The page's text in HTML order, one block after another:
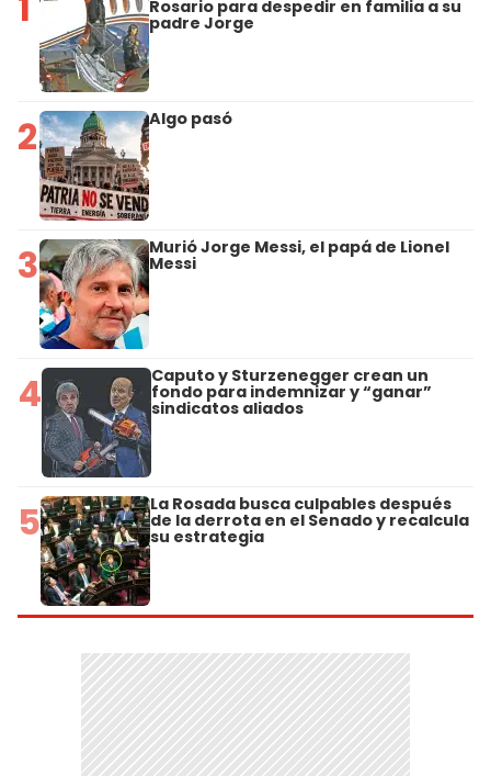
Rosario para despedir en familia a su
padre Jorge
2 Algo pasó
3 Murió Jorge Messi, el papá de Lionel
Messi
4 Caputo y Sturzenegger crean un
fondo para indemnizar y “ganar”
sindicatos aliados
5 La Rosada busca culpables después
de la derrota en el Senado y recalcula
su estrategia